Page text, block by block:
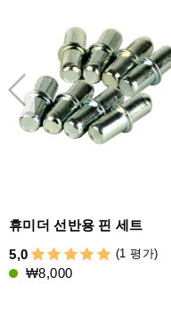
휴미더 선반용 핀 세트
5,0
(1 평가)
₩8,000